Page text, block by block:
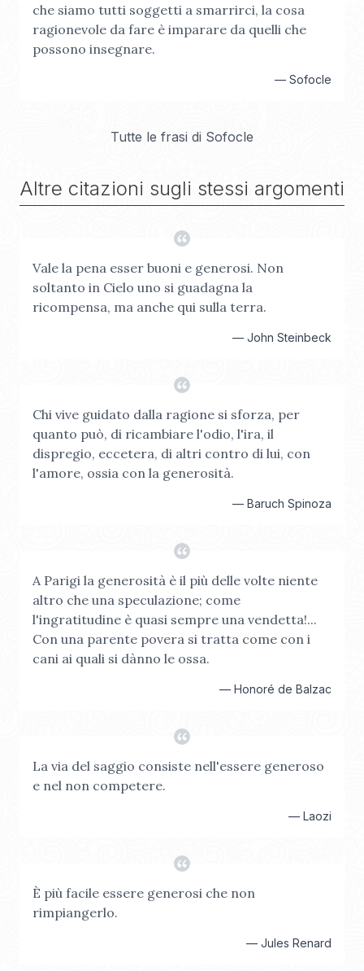
che siamo tutti soggetti a smarrirci, la cosa
ragionevole da fare è imparare da quelli che
possono insegnare.
— Sofocle
Tutte le frasi di Sofocle
Altre citazioni sugli stessi argomenti
Vale la pena esser buoni e generosi. Non
soltanto in Cielo uno si guadagna la
ricompensa, ma anche qui sulla terra.
— John Steinbeck
Chi vive guidato dalla ragione si sforza, per
quanto può, di ricambiare l'odio, l'ira, il
dispregio, eccetera, di altri contro di lui, con
l'amore, ossia con la generosità.
— Baruch Spinoza
A Parigi la generosità è il più delle volte niente
altro che una speculazione; come
l'ingratitudine è quasi sempre una vendetta!...
Con una parente povera si tratta come con i
cani ai quali si dànno le ossa.
— Honoré de Balzac
La via del saggio consiste nell'essere generoso
e nel non competere.
— Laozi
È più facile essere generosi che non
rimpiangerlo.
— Jules Renard